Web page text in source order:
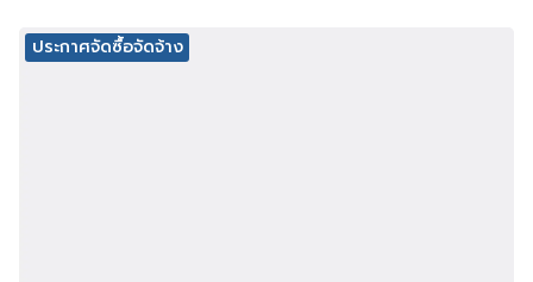
ประกาศจัดซื้อจัดจ้าง